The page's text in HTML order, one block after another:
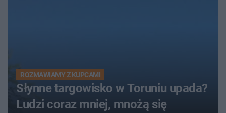
ROZMAWIAMY Z KUPCAMI
Słynne targowisko w Toruniu upada?
Ludzi coraz mniej, mnożą się